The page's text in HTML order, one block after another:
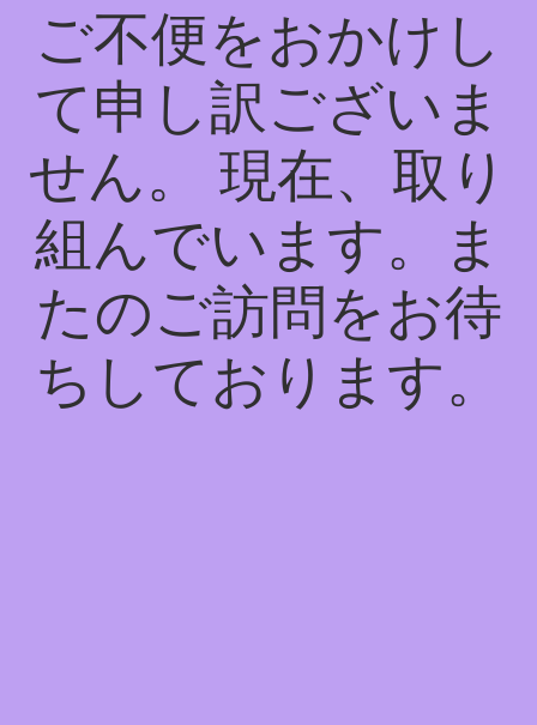
ご不便をおかけし
て申し訳ございま
せん。 現在、取り
組んでいます。ま
たのご訪問をお待
ちしております。